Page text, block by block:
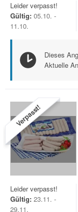
Leider verpasst!
Gültig: 05.10. -
11.10.
Dieses
Aktuelle
Verpasst!
Leider verpasst!
Gültig: 23.11. -
29.11.